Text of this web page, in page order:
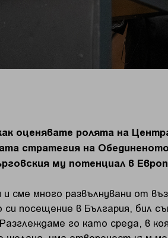
оценявате ролята на
стратегия на
му потенциал в
и сме много развълнувани от
посещение в България, бил
го като среда, в